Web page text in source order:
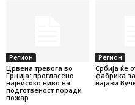
Регион
Црвена тревога во
Грција: прогласено
највисоко ниво на
подготвеност поради
пожар
Регион
Србија ќе
фабрика
најави